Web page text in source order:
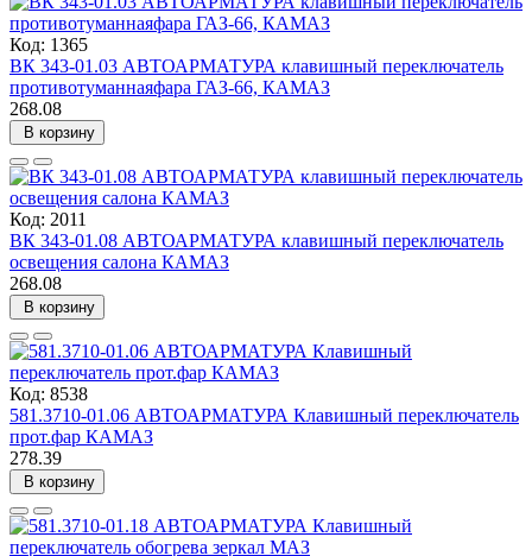
Код: 1365
ВК 343-01.03 АВТОАРМАТУРА клавишный переключатель
противотуманнаяфара ГАЗ-66, КАМАЗ
268.08
В корзину
Код: 2011
ВК 343-01.08 АВТОАРМАТУРА клавишный переключатель
освещения салона КАМАЗ
268.08
В корзину
Код: 8538
581.3710-01.06 АВТОАРМАТУРА Клавишный переключатель
прот.фар КАМАЗ
278.39
В корзину